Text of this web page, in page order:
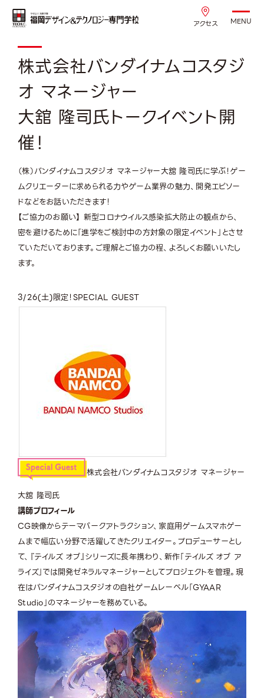
アクセス MENU
株式会社バンダイナムコスタジ
オ マネージャー
大舘 隆司氏トークイベント開
催！
（株）バンダイナムコスタジオ マネージャー大舘 隆司氏に学ぶ！ゲー
ムクリエーターに求められる力やゲーム業界の魅力、開発エピソー
ドなどをお話いただきます！
【ご協力のお願い】 新型コロナウイルス感染拡大防止の観点から、
密を避けるために「進学をご検討中の方対象の限定イベント」とさせ
ていただいております。ご理解とご協力の程、よろしくお願いいたし
ます。
3/26(土)限定！SPECIAL GUEST
株式会社バンダイナムコスタジオ マネージャー
大舘 隆司氏
講師プロフィール
CG映像からテーマパークアトラクション、家庭用ゲームスマホゲー
ムまで幅広い分野で活躍してきたクリエイター。プロデューサーとし
て、『テイルズ オブ』シリーズに長年携わり、新作「テイルズ オブ ア
ライズ」では開発ゼネラルマネージャーとしてプロジェクトを管理。現
在はバンダイナムコスタジオの自社ゲームレーベル「GYAAR
Studio」のマネージャーを務めている。